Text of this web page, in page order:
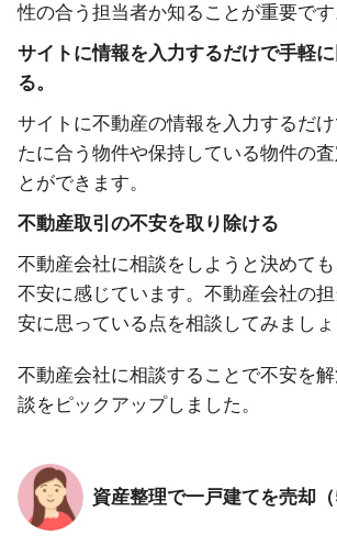
性の合う担当者か知ることが重要です
サイトに情報を入力するだけで手軽
る。
サイトに不動産の情報を入力するだ
たに合う物件や保持している物件の
とができます。
不動産取引の不安を取り除ける
不動産会社に相談をしようと決めて
不安に感じています。不動産会社の
安に思っている点を相談してみましょ
不動産会社に相談することで不安を
談をピックアップしました。
資産整理で一戸建てを売却